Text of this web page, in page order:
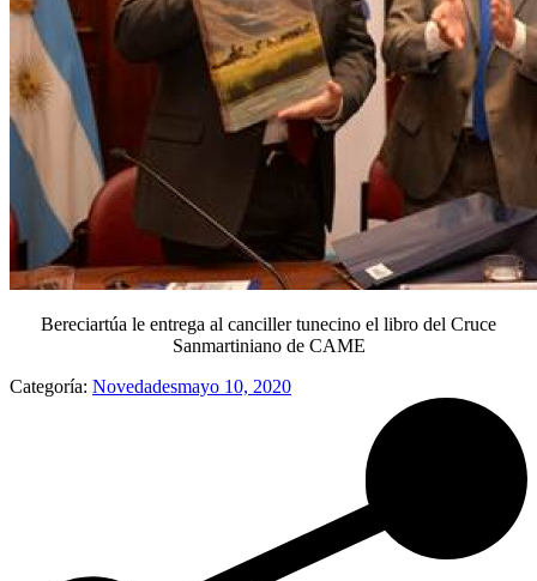
Bereciartúa le entrega al canciller tunecino el libro del Cruce
Sanmartiniano de CAME
Categoría: Novedadesmayo 10, 2020